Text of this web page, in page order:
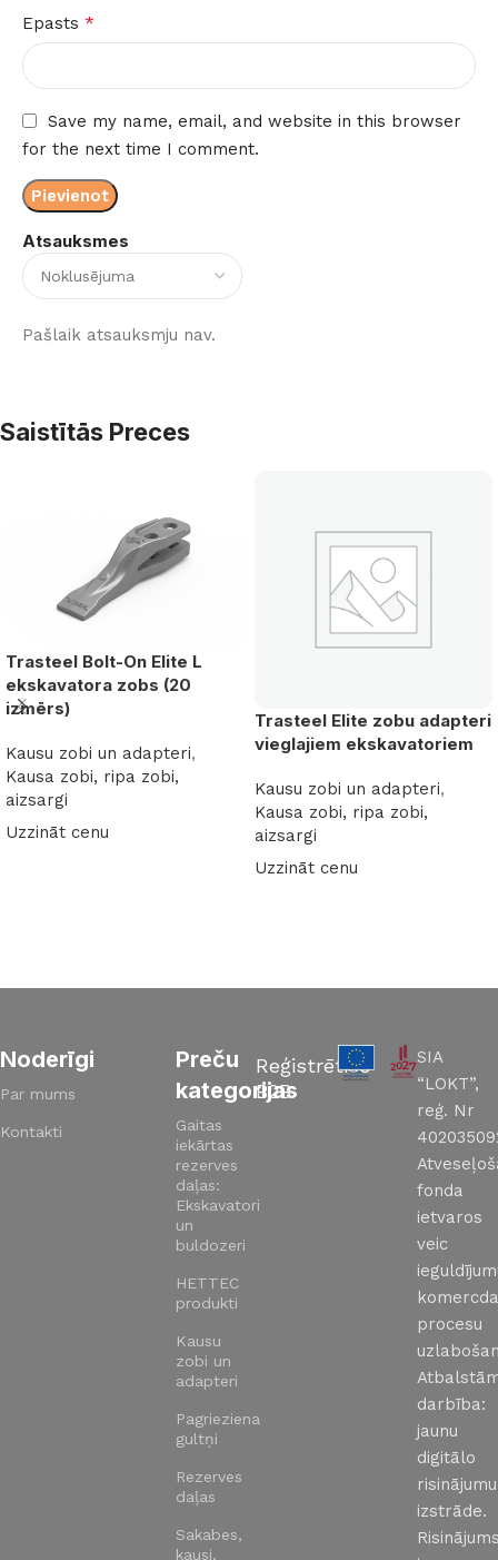
Atsauksmes
Pašlaik atsauksmju nav.
Epasts *
Save my name, email, and website in this browser
for the next time I comment.
Saistītās Preces
Trasteel Bolt-On Elite L
ekskavatora zobs (20
izmērs)
Kausu zobi un adapteri,
Kausa zobi, ripa zobi,
aizsargi
Uzzināt cenu
Trasteel Elite zobu adapteri
vieglajiem ekskavatoriem
Kausu zobi un adapteri,
Kausa zobi, ripa zobi,
aizsargi
Uzzināt cenu
Noderīgi
Par mums
Kontakti
Preču
kategorijas
Gaitas
iekārtas
rezerves
daļas:
Ekskavatori
un
buldozeri
HETTEC
produkti
Kausu
zobi un
adapteri
Pagrieziena
gultņi
Rezerves
daļas
Sakabes,
kausi,
Reģistrēties
B2B
SIA
“LOKT”,
reģ. Nr
fonda
ietvaros
veic
procesu
darbība:
jaunu
digitālo
risinājumu
izstrāde.